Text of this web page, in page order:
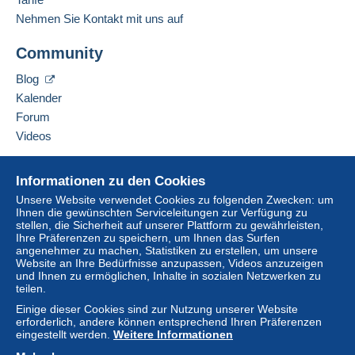
Eine Zahlung, die nicht per
Verkäufer an den Käufer zurückerstattet. Nicht
bezahlte Käufe können Konsequenzen für das
Konto des Käufers nach sich ziehen.
Sollten die Verkaufsbedingungen des Verkäufers
Klauseln enthalten, die sich auf die Zahlung
Zahlungsbedingungen der Delcampe-Website, wie
sie in den Nutzungsbedingungen definiert sind.
Käufe müssen, nachdem der Verkäufer die
Endabrechnung geschickt hat, innerhalb von14
Tagenbezahlt werden.
Garantie:
Lasten des Käufers.
Alle Angaben zu Fristen bezüglich der
Rücksendung von Artikeln und der Rückerstattung
Verkäufer kontaktieren
hinzufügen
Informationen zu den Cookies
Unsere Website verwendet Cookies zu folgenden Zwecken: um
Ihnen die gewünschten Serviceleitungen zur Verfügung zu
stellen, die Sicherheit auf unserer Plattform zu gewährleisten,
Ihre Präferenzen zu speichern, um Ihnen das Surfen
angenehmer zu machen, Statistiken zu erstellen, um unsere
Website an Ihre Bedürfnisse anzupassen, Videos anzuzeigen
und Ihnen zu ermöglichen, Inhalte in sozialen Netzwerken zu
teilen.
Einige dieser Cookies sind zur Nutzung unserer Website
erforderlich, andere können entsprechend Ihren Präferenzen
eingestellt werden. Weitere Informationen
Nehmen Sie Kontakt mit uns auf
Community
Blog
Kalender
Forum
Videos
Online-Hilfe
Auf Delcampe kaufen
Auf Delcampe verkaufen
Eine sichere Website